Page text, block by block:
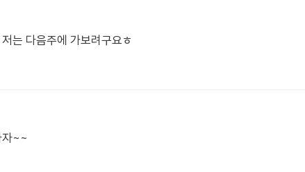
는 다음주에 가보려구요ㅎ
자~~